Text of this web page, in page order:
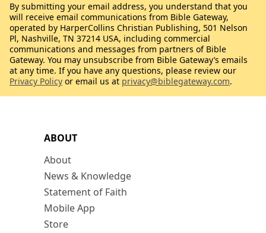
ABOUT
About
News & Knowledge
Statement of Faith
Mobile App
Store
By submitting your email address, you understand that you
will receive email communications from Bible Gateway,
operated by HarperCollins Christian Publishing, 501 Nelson
Pl, Nashville, TN 37214 USA, including commercial
communications and messages from partners of Bible
Gateway. You may unsubscribe from Bible Gateway’s emails
at any time. If you have any questions, please review our
Privacy Policy or email us at privacy@biblegateway.com.